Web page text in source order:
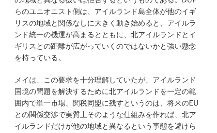
らのユニオニスト側は、アイルランド島全体が他のイギ
リスの地域と関係なしに大きく動き始めると、アイルラ
ンド統一の機運が高まるとともに、北アイルランドとイ
ギリスとの距離が広がっていくのではないかと強い懸念
を持っている。
メイは、この要求を十分理解していたが、アイルランド
国境の問題を解決するために北アイルランドを一定の範
囲内で単一市場、関税同盟に残すというのは、将来のEU
との関係交渉で実質上そのような仕組みを作れば、北ア
イルランドだけが他の地域と異なるという事態を避けら